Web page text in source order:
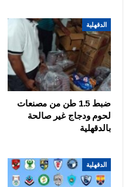
الدقهلية
ضبط 1.5 طن من مصنعات
لحوم ودجاج غير صالحة
بالدقهلية
الدقهلية